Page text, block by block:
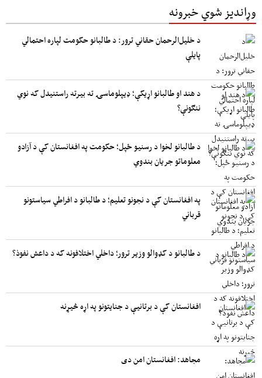
وړاندیز شوي خبرونه
د خلیل‌الرحمان حقاني ترور: د طالبانو حکومت لپاره احتمالي
پایلې
د هند او طالبانو اړیکې؛ ډیپلوماسۍ ته بیرته راستنیدل که نوي
ننګونې؟
د طالبانو لخوا د رسنیو ځپل؛ حکومت په افغانستان کې د آزادو
معلوماتو جریان بندوي
په افغانستان کې د نجونو تعلیم؛ د طالبانو د افراطي سیاستونو
قرباني
د طالبانو د کډوالو وزیر ترور؛ داخلي اختلافونه که د داعش نفوذ؟
افغانستان کې د برتانیې د جنایتونو په اړه څیړنه
مجاهد: افغانستان امن دی